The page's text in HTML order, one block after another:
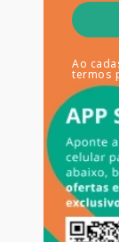
Ao
termos